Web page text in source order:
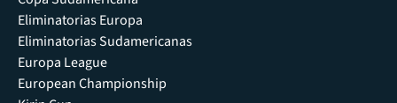
Eliminatorias Europa
Eliminatorias Sudamericanas
Europa League
European Championship